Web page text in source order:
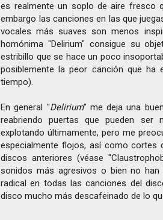
es realmente un soplo de aire fresco
embargo las canciones en las que
vocales más suaves son menos
homónima "Delirium" consigue su
estribillo que se hace un poco
posiblemente la peor canción que
tiempo).
En general "Delirium" me deja una
reabriendo puertas que pueden ser
explotando últimamente, pero me
especialmente flojos, así como cortes
discos anteriores (véase
sonidos más agresivos o bien no
radical en todas las canciones del
disco mucho más descafeinado de lo